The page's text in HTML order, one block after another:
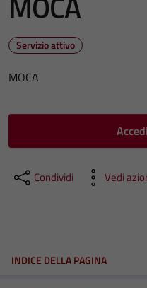
Servizio attivo
MOCA
Condividi Vedi
INDICE DELLA PAGINA